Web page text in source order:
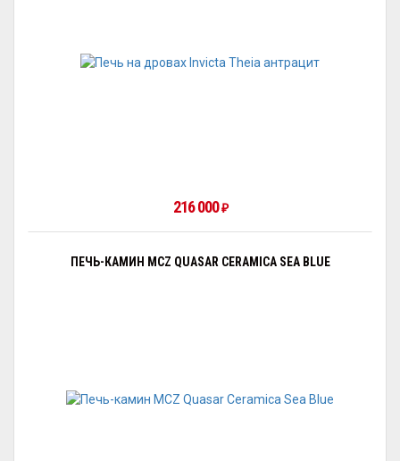
216 000₽
ПЕЧЬ-КАМИН MCZ QUASAR CERAMICA SEA BLUE